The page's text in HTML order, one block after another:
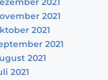
2021
2021
2021
2021
2021